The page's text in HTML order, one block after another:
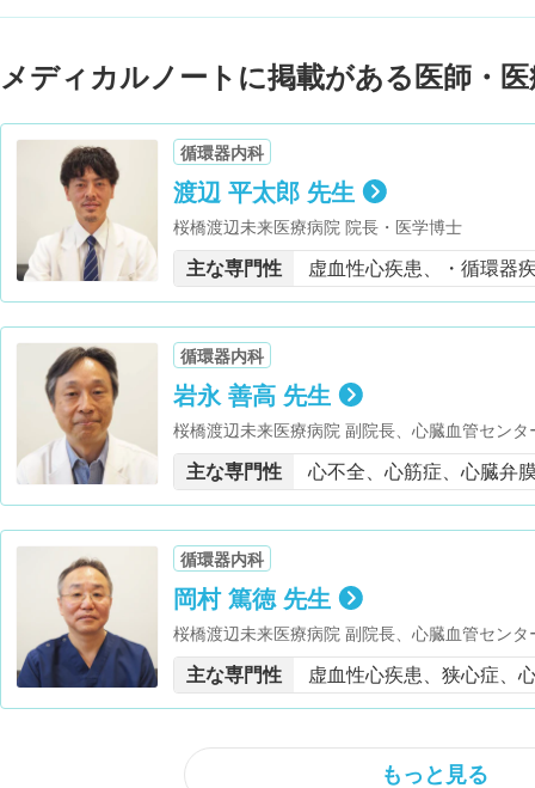
メディカルノートに掲載がある医師・
循環器内科
渡辺 平太郎 先生
桜橋渡辺未来医療病院 院長・医学博士
主な専門性 虚血性心疾患、・循環器
循環器内科
岩永 善高 先生
桜橋渡辺未来医療病院 副院長、心臓血管センタ
主な専門性 心不全、心筋症、心臓弁
循環器内科
岡村 篤徳 先生
桜橋渡辺未来医療病院 副院長、心臓血管セン
授・CTO club 理事・SPIRIT（Spirit of PCI
主な専門性 虚血性心疾患、狭心症、
もっと見る